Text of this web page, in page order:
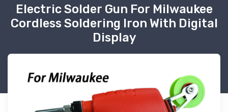
Electric Solder Gun For Milwaukee
Cordless Soldering Iron With Digital
Display